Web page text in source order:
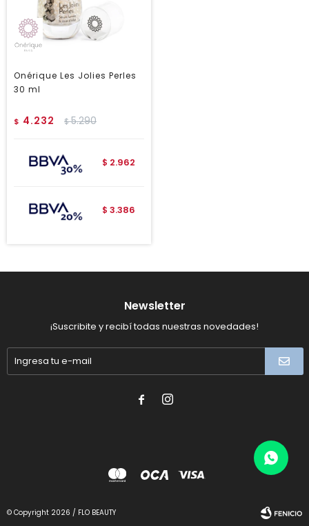
Onérique Les Jolies Perles
30 ml
$ 4.232 $5.290
$ 2.962
$ 3.386
Newsletter
¡Suscribite y recibí todas nuestras novedades!
 
© Copyright 2026 / FLO BEAUTY